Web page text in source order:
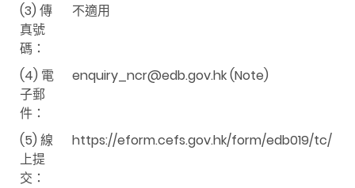
(3) 傳
真號
碼：
不適用
(4) 電
子郵
件：
enquiry_ncr@edb.gov.hk (Note)
(5) 線
上提
交：
https://eform.cefs.gov.hk/form/edb019/tc/